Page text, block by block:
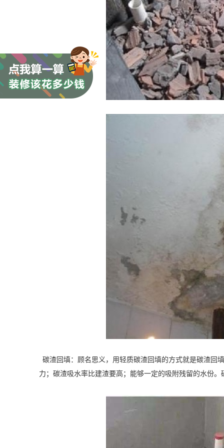
碳渣回填：顾名思义，用轻质碳渣回填的方式就是碳渣回
力；碳渣吸水率比建渣要高；能够一定的吸附残留的水份